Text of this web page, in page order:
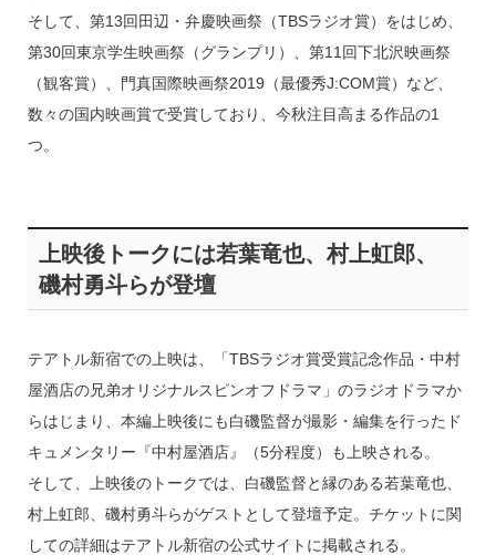
そして、第13回田辺・弁慶映画祭（TBSラジオ賞）をはじめ、
第30回東京学生映画祭（グランプリ）、第11回下北沢映画祭
（観客賞）、門真国際映画祭2019（最優秀J:COM賞）など、
数々の国内映画賞で受賞しており、今秋注目高まる作品の1
つ。
上映後トークには若葉竜也、村上虹郎、
磯村勇斗らが登壇
テアトル新宿での上映は、「TBSラジオ賞受賞記念作品・中村
屋酒店の兄弟オリジナルスピンオフドラマ」のラジオドラマか
らはじまり、本編上映後にも白磯監督が撮影・編集を行ったド
キュメンタリー『中村屋酒店』（5分程度）も上映される。
そして、上映後のトークでは、白磯監督と縁のある若葉竜也、
村上虹郎、磯村勇斗らがゲストとして登壇予定。チケットに関
しての詳細はテアトル新宿の公式サイトに掲載される。